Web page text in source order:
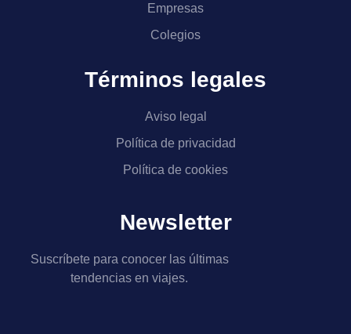
Empresas
Colegios
Términos legales
Aviso legal
Política de privacidad
Política de cookies
Newsletter
Suscríbete para conocer las últimas
tendencias en viajes.